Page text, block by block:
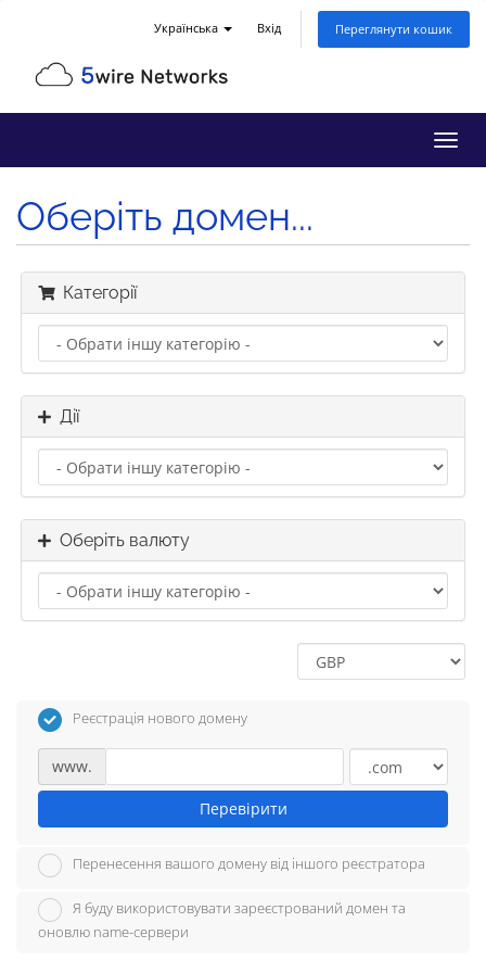
Українська Вхід Переглянути кошик
Оберіть домен...
Категорії
Дії
Оберіть валюту
Реєстрація нового домену
www.
Перевірити
Перенесення вашого домену від іншого реєстратора
Я буду використовувати зареєстрований домен та
оновлю name-сервери